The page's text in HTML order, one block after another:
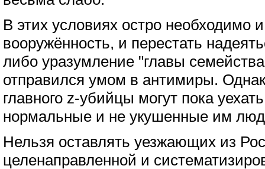
В этих условиях остро необходимо
вооружённость, и перестать
либо уразумление "главы
отправился умом в антимиры.
главного z-убийцы могут пока
нормальные и не укушенные им
Нельзя оставлять уезжающих из
целенаправленной и